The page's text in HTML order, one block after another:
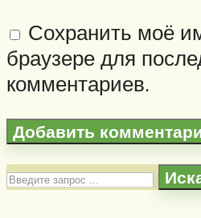
Сохранить моё
браузере для
комментариев.